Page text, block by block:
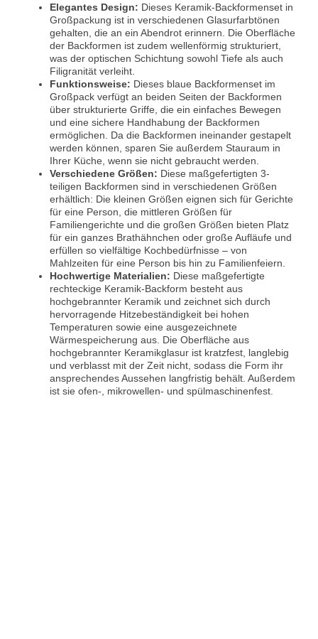
Elegantes Design: Dieses Keramik-Backformenset in
Großpackung ist in verschiedenen Glasurfarbtönen
gehalten, die an ein Abendrot erinnern. Die Oberfläche
der Backformen ist zudem wellenförmig strukturiert,
was der optischen Schichtung sowohl Tiefe als auch
Filigranität verleiht.
Funktionsweise: Dieses blaue Backformenset im
Großpack verfügt an beiden Seiten der Backformen
über strukturierte Griffe, die ein einfaches Bewegen
und eine sichere Handhabung der Backformen
ermöglichen. Da die Backformen ineinander gestapelt
werden können, sparen Sie außerdem Stauraum in
Ihrer Küche, wenn sie nicht gebraucht werden.
Verschiedene Größen: Diese maßgefertigten 3-
teiligen Backformen sind in verschiedenen Größen
erhältlich: Die kleinen Größen eignen sich für Gerichte
für eine Person, die mittleren Größen für
Familiengerichte und die großen Größen bieten Platz
für ein ganzes Brathähnchen oder große Aufläufe und
erfüllen so vielfältige Kochbedürfnisse – von
Mahlzeiten für eine Person bis hin zu Familienfeiern.
Hochwertige Materialien: Diese maßgefertigte
rechteckige Keramik-Backform besteht aus
hochgebrannter Keramik und zeichnet sich durch
hervorragende Hitzebeständigkeit bei hohen
Temperaturen sowie eine ausgezeichnete
Wärmespeicherung aus. Die Oberfläche aus
hochgebrannter Keramikglasur ist kratzfest, langlebig
und verblasst mit der Zeit nicht, sodass die Form ihr
ansprechendes Aussehen langfristig behält. Außerdem
ist sie ofen-, mikrowellen- und spülmaschinenfest.